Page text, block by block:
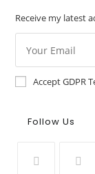
Receive my latest
Accept GDPR
Follow Us